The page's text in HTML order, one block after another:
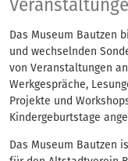
Das Museum Bautzen
und wechselnden
von Veranstaltungen
Werkgespräche,
Projekte und
Kindergeburtstage
Das Museum Bautzen